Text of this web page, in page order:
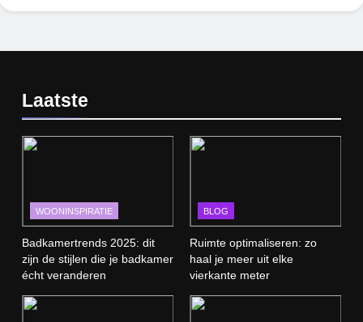
Laatste
WOONINSPIRATIE
Badkamertrends 2025: dit
zijn de stijlen die je badkamer
écht veranderen
BLOG
Ruimte optimaliseren: zo
haal je meer uit elke
vierkante meter